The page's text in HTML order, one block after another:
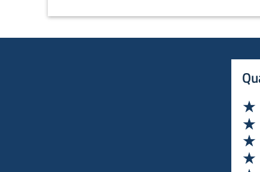
nell’ambito del rilevamento geometrico e del
monitoraggio delle deformazioni delle strutture